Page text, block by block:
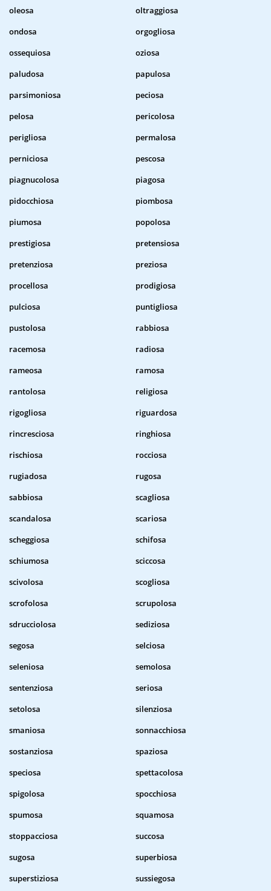
oleosa
oltraggiosa
ondosa
orgogliosa
ossequiosa
oziosa
paludosa
papulosa
parsimoniosa
peciosa
pelosa
pericolosa
perigliosa
permalosa
perniciosa
pescosa
piagnucolosa
piagosa
pidocchiosa
piombosa
piumosa
popolosa
prestigiosa
pretensiosa
pretenziosa
preziosa
procellosa
prodigiosa
pulciosa
puntigliosa
pustolosa
rabbiosa
racemosa
radiosa
rameosa
ramosa
rantolosa
religiosa
rigogliosa
riguardosa
rincresciosa
ringhiosa
rischiosa
rocciosa
rugiadosa
rugosa
sabbiosa
scagliosa
scandalosa
scariosa
scheggiosa
schifosa
schiumosa
sciccosa
scivolosa
scogliosa
scrofolosa
scrupolosa
sdrucciolosa
sediziosa
segosa
selciosa
seleniosa
semolosa
sentenziosa
seriosa
setolosa
silenziosa
smaniosa
sonnacchiosa
sostanziosa
spaziosa
speciosa
spettacolosa
spigolosa
spocchiosa
spumosa
squamosa
stoppacciosa
succosa
sugosa
superbiosa
superstiziosa
sussiegosa